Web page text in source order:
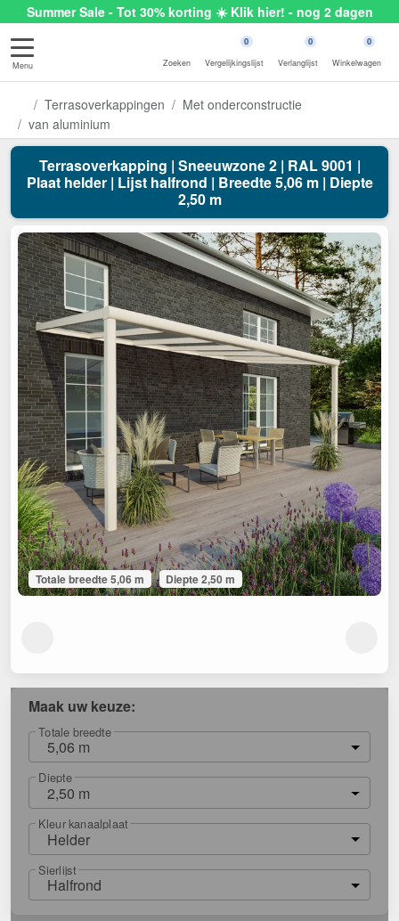
Summer Sale - Tot 30% korting ☀️ Klik hier! - nog 2 dagen
Menu Zoeken
0
Vergelijkingslijst
0
Verlanglijst
0
Winkelwagen
Terrasoverkappingen
Met onderconstructie
van aluminium
Terrasoverkapping | Sneeuwzone 2 | RAL 9001 |
Plaat helder | Lijst halfrond | Breedte 5,06 m | Diepte
2,50 m
Totale breedte 5,06 m Diepte 2,50 m
Maak uw keuze:
Totale breedte
5,06 m
Diepte
2,50 m
Kleur kanaalplaat
Helder
Sierlijst
Halfrond